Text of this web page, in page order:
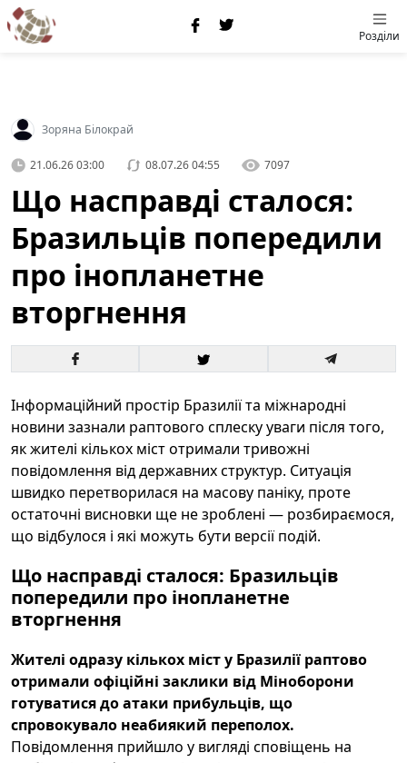
Розділи
Зоряна Білокрай
21.06.26 03:00 08.07.26 04:55 7097
Що насправді сталося:
Бразильців попередили
про інопланетне
вторгнення
Інформаційний простір Бразилії та міжнародні
новини зазнали раптового сплеску уваги після того,
як жителі кількох міст отримали тривожні
повідомлення від державних структур. Ситуація
швидко перетворилася на масову паніку, проте
остаточні висновки ще не зроблені — розбираємося,
що відбулося і які можуть бути версії подій.
Що насправді сталося: Бразильців
попередили про інопланетне
вторгнення
Жителі одразу кількох міст у Бразилії раптово
отримали офіційні заклики від Міноборони
готуватися до атаки прибульців, що
спровокувало неабиякий переполох.
Повідомлення прийшло у вигляді сповіщень на